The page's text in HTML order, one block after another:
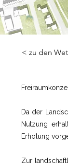
< zu den
Da der
Nutzung
Erholung
Zur